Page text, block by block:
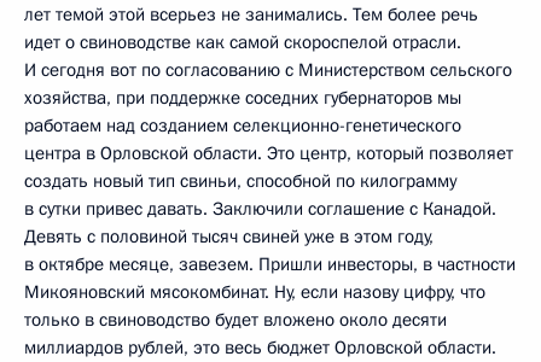
лет темой этой всерьез не занимались. Тем более речь
идет о свиноводстве как самой скороспелой отрасли.
И сегодня вот по согласованию с Министерством сельского
хозяйства, при поддержке соседних губернаторов мы
работаем над созданием селекционно-генетического
центра в Орловской области. Это центр, который позволяет
создать новый тип свиньи, способной по килограмму
в сутки привес давать. Заключили соглашение с Канадой.
Девять с половиной тысяч свиней уже в этом году,
в октябре месяце, завезем. Пришли инвесторы, в частности
Микояновский мясокомбинат. Ну, если назову цифру, что
только в свиноводство будет вложено около десяти
миллиардов рублей, это весь бюджет Орловской области.